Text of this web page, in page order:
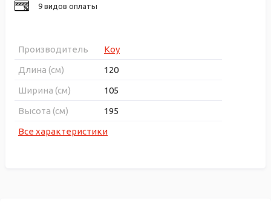
9 видов оплаты
Производитель
Koy
Длина (см)
120
Ширина (см)
105
Высота (см)
195
Все характеристики